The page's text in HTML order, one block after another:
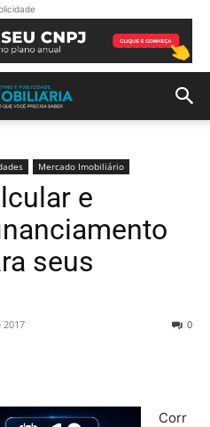
Mercado Imobiliário
e
seus
2017 0
Corr